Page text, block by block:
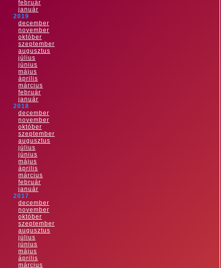
február
január
2019
december
november
október
szeptember
augusztus
július
június
május
április
március
február
január
2018
december
november
október
szeptember
augusztus
július
június
május
április
március
február
január
2017
december
november
október
szeptember
augusztus
július
június
május
április
március